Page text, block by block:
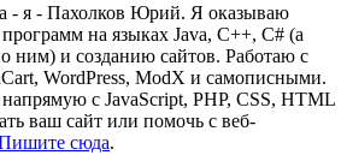
- я - Пахолков Юрий. Я оказываю
на языках Java, C++, C# (а
ним) и созданию сайтов. Работаю с
WordPress, ModX и самописными.
с JavaScript, PHP, CSS, HTML
ваш сайт или помочь с веб-
сюда.